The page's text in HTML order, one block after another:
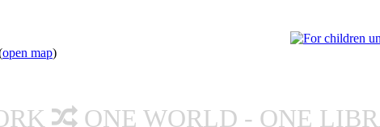
open map)
ONE WORLD - ONE